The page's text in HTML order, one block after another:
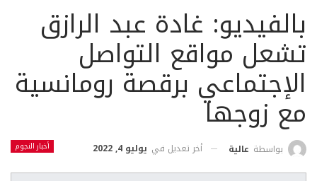
بالفيديو: غادة عبد الرازق
تشعل مواقع التواصل
الإجتماعي برقصة رومانسية
مع زوجها
أخبار النجوم بواسطة عالية أخر تعديل في يوليو 4, 2022